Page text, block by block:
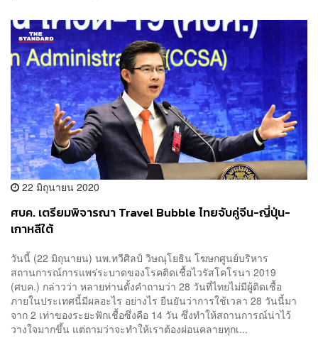
22 มิถุนายน 2020
ศบค. เตรียมพิจารณา Travel Bubble ไทยจับคู่จีน-ญี่ปุ่น-
เกาหลีใต้
วันนี้ (22 มิถุนายน) นพ.ทวีศิลป์ วิษณุโยธิน โฆษกศูนย์บริหาร
สถานการณ์การแพร่ระบาดของโรคติดเชื้อไวรัสโคโรนา 2019
(ศบค.) กล่าวว่า หลายท่านตั้งคำถามว่า 28 วันที่ไทยไม่มีผู้ติดเชื้อ
ภายในประเทศนี้มีผลอะไร อย่างไร ยืนยันว่าการใช้เวลา 28 วันนี้มา
จาก 2 เท่าของระยะฟักเชื้อซึ่งคือ 14 วัน ซึ่งทำให้สถานการณ์น่าไว้
วางใจมากขึ้น แต่ถามว่าจะทำให้เราต้องผ่อนคลายทุกเ...